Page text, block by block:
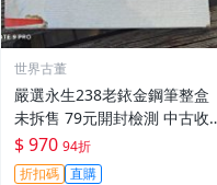
世界古董
嚴選永生238老銥金鋼筆整盒
未拆售 79元開封檢測 中古收
藏推薦 鋉絲鋼筆 永生鋼筆 原
廠鋼筆
$ 970 94折
折扣碼 直購